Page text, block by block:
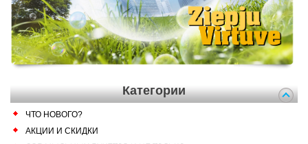
Категории
ЧТО НОВОГО?
АКЦИИ И СКИДКИ